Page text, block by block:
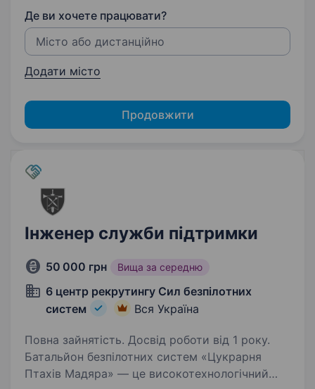
Де ви хочете працювати?
Додати місто
Продовжити
Інженер служби підтримки
50 000 грн Вища за середню
6 центр рекрутингу Сил безпілотних
систем
Вся Україна
Повна зайнятість. Досвід роботи від 1 року.
Батальйон безпілотних систем «Цукрарня
Птахів Мадяра» — це високотехнологічний